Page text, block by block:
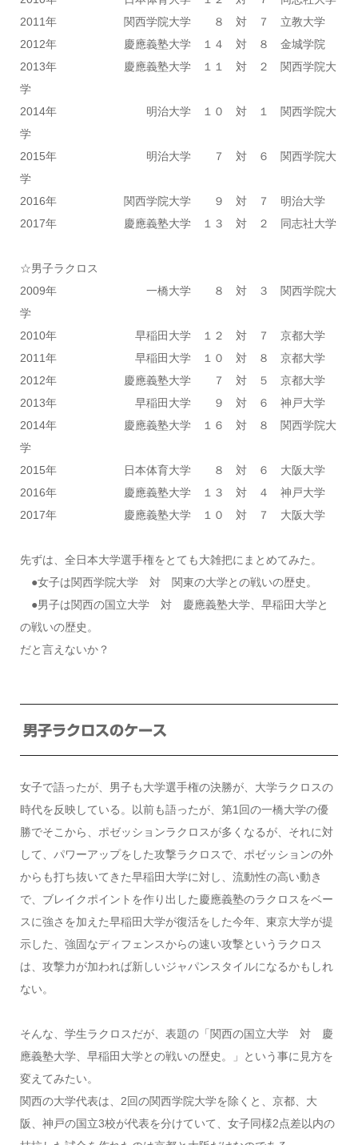
2011年 関西学院大学 ８ 対 ７ 立教大学
2012年 慶應義塾大学 １４ 対 ８ 金城学院
2013年 慶應義塾大学 １１ 対 ２ 関西学院大
学
2014年 明治大学 １０ 対 １ 関西学院大
学
2015年 明治大学 ７ 対 ６ 関西学院大
学
2016年 関西学院大学 ９ 対 ７ 明治大学
2017年 慶應義塾大学 １３ 対 ２ 同志社大学
☆男子ラクロス
2009年 一橋大学 ８ 対 ３ 関西学院大
学
2010年 早稲田大学 １２ 対 ７ 京都大学
2011年 早稲田大学 １０ 対 ８ 京都大学
2012年 慶應義塾大学 ７ 対 ５ 京都大学
2013年 早稲田大学 ９ 対 ６ 神戸大学
2014年 慶應義塾大学 １６ 対 ８ 関西学院大
学
2015年 日本体育大学 ８ 対 ６ 大阪大学
2016年 慶應義塾大学 １３ 対 ４ 神戸大学
2017年 慶應義塾大学 １０ 対 ７ 大阪大学
先ずは、全日本大学選手権をとても大雑把にまとめてみた。
●女子は関西学院大学 対 関東の大学との戦いの歴史。
●男子は関西の国立大学 対 慶應義塾大学、早稲田大学と
の戦いの歴史。
だと言えないか？
男子ラクロスのケース
女子で語ったが、男子も大学選手権の決勝が、大学ラクロスの
時代を反映している。以前も語ったが、第1回の一橋大学の優
勝でそこから、ポゼッションラクロスが多くなるが、それに対
して、パワーアップをした攻撃ラクロスで、ポゼッションの外
からも打ち抜いてきた早稲田大学に対し、流動性の高い動き
で、ブレイクポイントを作り出した慶應義塾のラクロスをベー
スに強さを加えた早稲田大学が復活をした今年、東京大学が提
示した、強固なディフェンスからの速い攻撃というラクロス
は、攻撃力が加われば新しいジャパンスタイルになるかもしれ
ない。
そんな、学生ラクロスだが、表題の「関西の国立大学 対 慶
應義塾大学、早稲田大学との戦いの歴史。」という事に見方を
変えてみたい。
関西の大学代表は、2回の関西学院大学を除くと、京都、大
阪、神戸の国立3校が代表を分けていて、女子同様2点差以内の